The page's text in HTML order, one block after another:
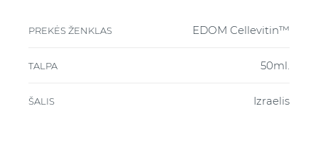
PREKĖS ŽENKLAS EDOM Cellevitin™
TALPA 50ml.
ŠALIS Izraelis